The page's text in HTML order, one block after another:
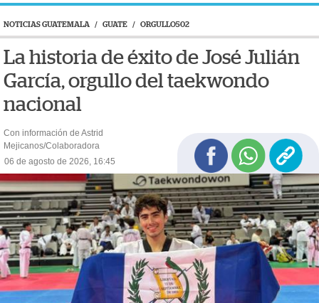
NOTICIAS GUATEMALA / GUATE / ORGULLO502
La historia de éxito de José Julián
García, orgullo del taekwondo
nacional
Con información de Astrid
Mejicanos/Colaboradora
06 de agosto de 2026, 16:45